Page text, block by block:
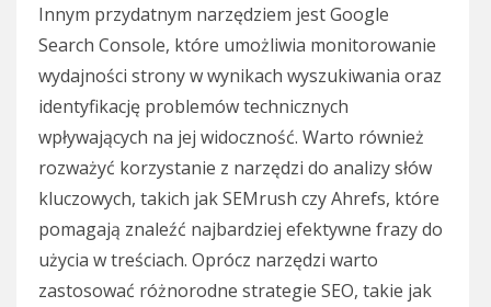
Innym przydatnym narzędziem jest Google
Search Console, które umożliwia monitorowanie
wydajności strony w wynikach wyszukiwania oraz
identyfikację problemów technicznych
wpływających na jej widoczność. Warto również
rozważyć korzystanie z narzędzi do analizy słów
kluczowych, takich jak SEMrush czy Ahrefs, które
pomagają znaleźć najbardziej efektywne frazy do
użycia w treściach. Oprócz narzędzi warto
zastosować różnorodne strategie SEO, takie jak